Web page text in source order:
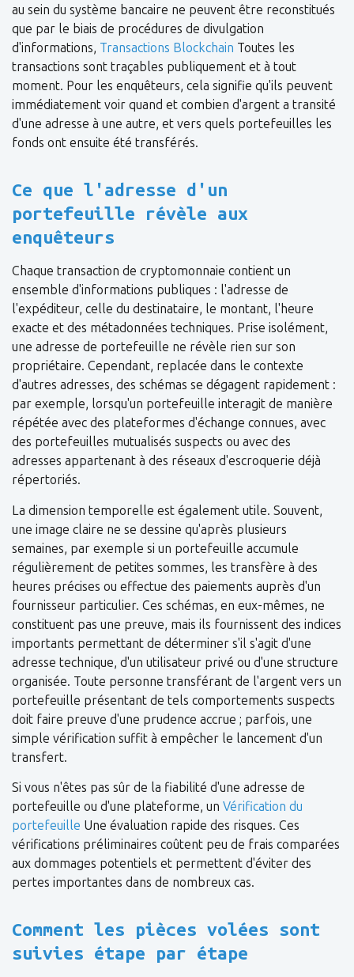
au sein du système bancaire ne peuvent être reconstitués
que par le biais de procédures de divulgation
d'informations, Transactions Blockchain Toutes les
transactions sont traçables publiquement et à tout
moment. Pour les enquêteurs, cela signifie qu'ils peuvent
immédiatement voir quand et combien d'argent a transité
d'une adresse à une autre, et vers quels portefeuilles les
fonds ont ensuite été transférés.
Ce que l'adresse d'un
portefeuille révèle aux
enquêteurs
Chaque transaction de cryptomonnaie contient un
ensemble d'informations publiques : l'adresse de
l'expéditeur, celle du destinataire, le montant, l'heure
exacte et des métadonnées techniques. Prise isolément,
une adresse de portefeuille ne révèle rien sur son
propriétaire. Cependant, replacée dans le contexte
d'autres adresses, des schémas se dégagent rapidement :
par exemple, lorsqu'un portefeuille interagit de manière
répétée avec des plateformes d'échange connues, avec
des portefeuilles mutualisés suspects ou avec des
adresses appartenant à des réseaux d'escroquerie déjà
répertoriés.
La dimension temporelle est également utile. Souvent,
une image claire ne se dessine qu'après plusieurs
semaines, par exemple si un portefeuille accumule
régulièrement de petites sommes, les transfère à des
heures précises ou effectue des paiements auprès d'un
fournisseur particulier. Ces schémas, en eux-mêmes, ne
constituent pas une preuve, mais ils fournissent des indices
importants permettant de déterminer s'il s'agit d'une
adresse technique, d'un utilisateur privé ou d'une structure
organisée. Toute personne transférant de l'argent vers un
portefeuille présentant de tels comportements suspects
doit faire preuve d'une prudence accrue ; parfois, une
simple vérification suffit à empêcher le lancement d'un
transfert.
Si vous n'êtes pas sûr de la fiabilité d'une adresse de
portefeuille ou d'une plateforme, un Vérification du
portefeuille Une évaluation rapide des risques. Ces
vérifications préliminaires coûtent peu de frais comparées
aux dommages potentiels et permettent d'éviter des
pertes importantes dans de nombreux cas.
Comment les pièces volées sont
suivies étape par étape